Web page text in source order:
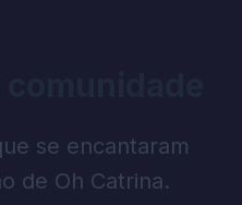
se encantaram
de Oh Catrina.